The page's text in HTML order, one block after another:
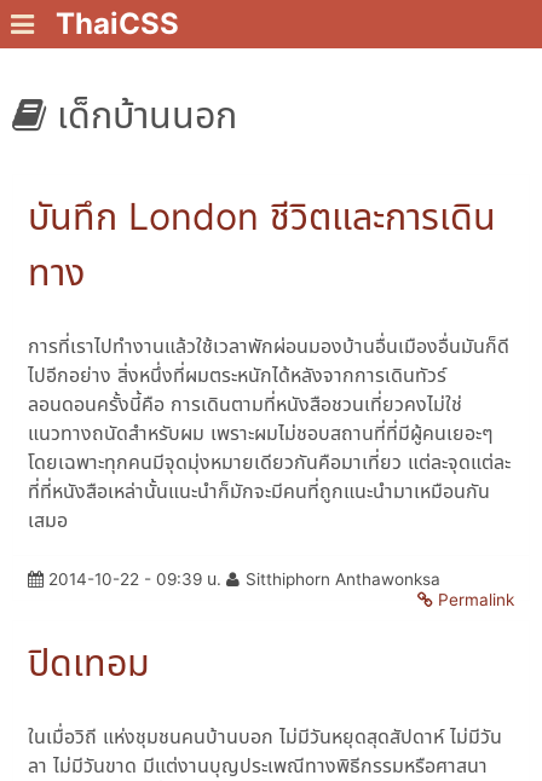
ThaiCSS
เด็กบ้านนอก
บันทึก London ชีวิตและการเดิน
ทาง
การที่เราไปทำงานแล้วใช้เวลาพักผ่อนมองบ้านอื่นเมืองอื่นมันก็ดี
ไปอีกอย่าง สิ่งหนึ่งที่ผมตระหนักได้หลังจากการเดินทัวร์
ลอนดอนครั้งนี้คือ การเดินตามที่หนังสือชวนเที่ยวคงไม่ใช่
แนวทางถนัดสำหรับผม เพราะผมไม่ชอบสถานที่ที่มีผู้คนเยอะๆ
โดยเฉพาะทุกคนมีจุดมุ่งหมายเดียวกันคือมาเที่ยว แต่ละจุดแต่ละ
ที่ที่หนังสือเหล่านั้นแนะนำก็มักจะมีคนที่ถูกแนะนำมาเหมือนกัน
เสมอ
2014-10-22 - 09:39 น.
Sitthiphorn Anthawonksa
Permalink
ปิดเทอม
ในเมื่อวิถี แห่งชุมชนคนบ้านบอก ไม่มีวันหยุดสุดสัปดาห์ ไม่มีวัน
ลา ไม่มีวันขาด มีแต่งานบุญประเพณีทางพิธีกรรมหรือศาสนา